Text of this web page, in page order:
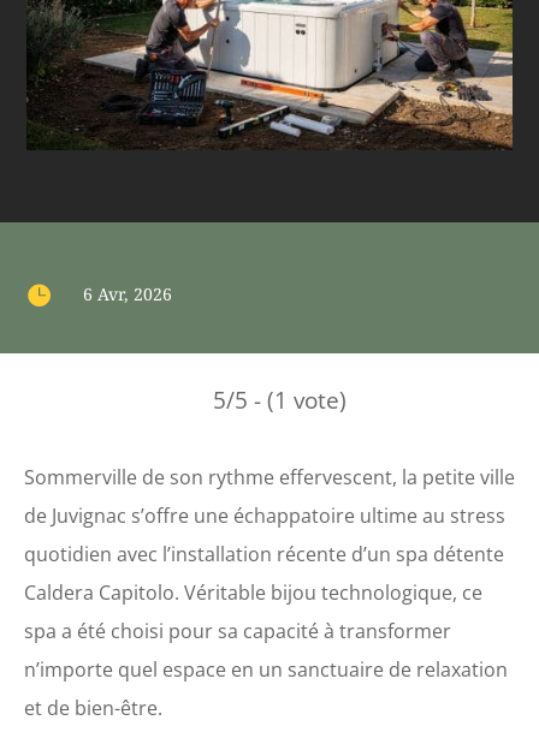
 6 Avr, 2026
5/5 - (1 vote)
Sommerville de son rythme effervescent, la petite ville
de Juvignac s’offre une échappatoire ultime au stress
quotidien avec l’installation récente d’un spa détente
Caldera Capitolo. Véritable bijou technologique, ce
spa a été choisi pour sa capacité à transformer
n’importe quel espace en un sanctuaire de relaxation
et de bien-être.